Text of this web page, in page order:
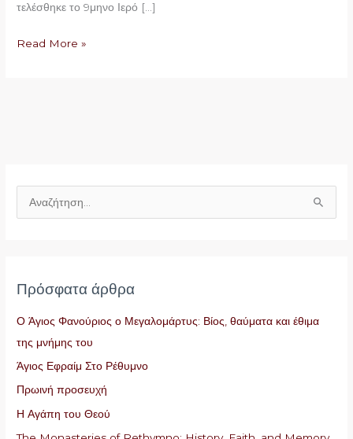
τελέσθηκε το 9μηνο Ιερό […]
Read More »
γ
ι
Πρόσφατα άρθρα
Ο Άγιος Φανούριος ο Μεγαλομάρτυς: Βίος, θαύματα και έθιμα
της μνήμης του
Άγιος Εφραίμ Στο Ρέθυμνο
Πρωινή προσευχή
Η Αγάπη του Θεού